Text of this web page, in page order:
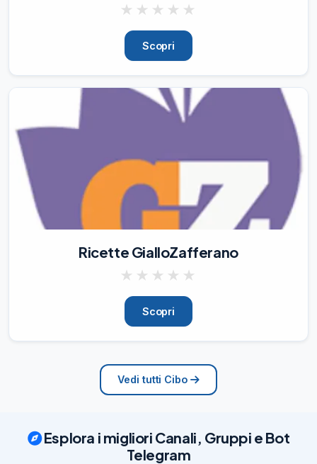
stata soprattutto la solidarietà: i proventi
della partita saranno infatti devoluti in
beneficenza, contribu
★ ★ ★ ★ ★
Scopri
Ricette GialloZafferano
★ ★ ★ ★ ★
Scopri
Vedi tutti Cibo
Esplora i migliori Canali, Gruppi e Bot
Telegram